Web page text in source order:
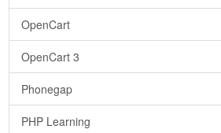
OpenCart
OpenCart 3
Phonegap
PHP Learning